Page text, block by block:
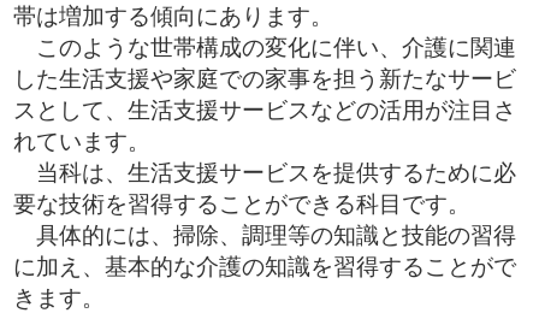
帯は増加する傾向にあります。
このような世帯構成の変化に伴い、介護に関連
した生活支援や家庭での家事を担う新たなサービ
スとして、生活支援サービスなどの活用が注目さ
れています。
当科は、生活支援サービスを提供するために必
要な技術を習得することができる科目です。
具体的には、掃除、調理等の知識と技能の習得
に加え、基本的な介護の知識を習得することがで
きます。